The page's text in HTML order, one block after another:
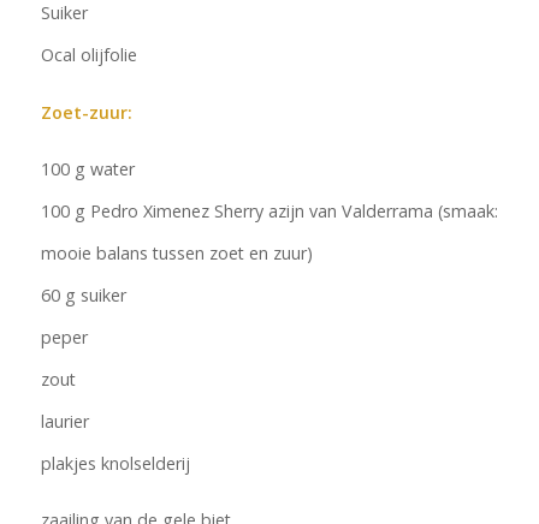
Suiker
Ocal olijfolie
Zoet-zuur:
100 g water
100 g Pedro Ximenez Sherry azijn van Valderrama (smaak:
mooie balans tussen zoet en zuur)
60 g suiker
peper
zout
laurier
plakjes knolselderij